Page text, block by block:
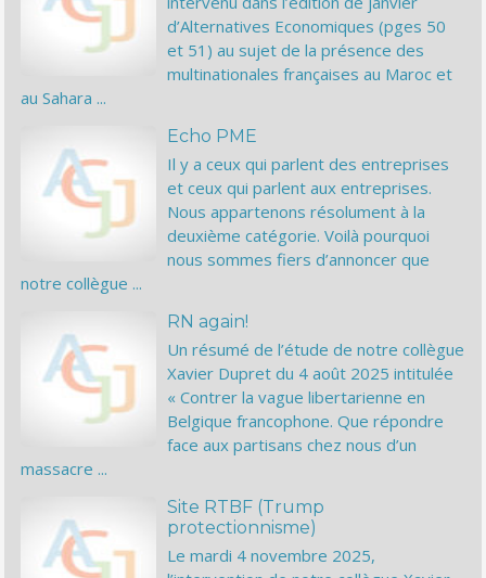
d’Alternatives Economiques (pges 50
et 51) au sujet de la présence des
multinationales françaises au Maroc et
au Sahara ...
Echo PME
Il y a ceux qui parlent des entreprises
et ceux qui parlent aux entreprises.
Nous appartenons résolument à la
deuxième catégorie. Voilà pourquoi
nous sommes fiers d’annoncer que
notre collègue ...
RN again!
Un résumé de l’étude de notre collègue
Xavier Dupret du 4 août 2025 intitulée
« Contrer la vague libertarienne en
Belgique francophone. Que répondre
face aux partisans chez nous d’un
massacre ...
Site RTBF (Trump
protectionnisme)
Le mardi 4 novembre 2025,